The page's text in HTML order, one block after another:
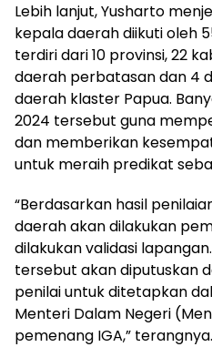
Lebih lanjut, Yusharto
kepala daerah diikuti oleh
terdiri dari 10 provinsi, 22
daerah perbatasan dan 4
daerah klaster Papua.
2024 tersebut guna
dan memberikan
untuk meraih predikat
“Berdasarkan hasil
daerah akan dilakukan
dilakukan validasi
tersebut akan diputuskan
penilai untuk ditetapkan
Menteri Dalam Negeri
pemenang IGA,” terangnya.